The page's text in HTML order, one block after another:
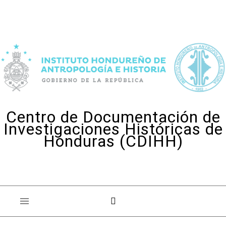
Centro de Documentación de
Investigaciones Históricas de
Honduras (CDIHH)